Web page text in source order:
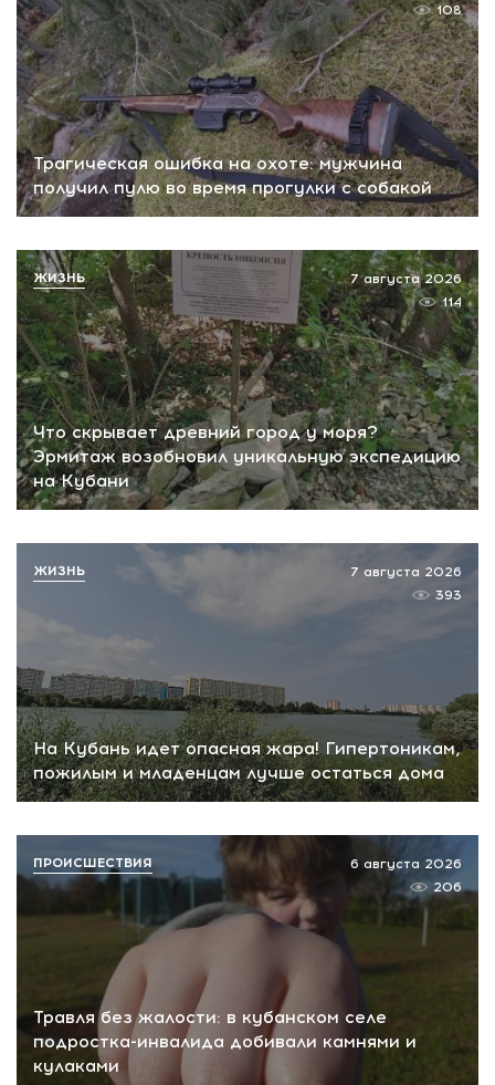
Трагическая ошибка на охоте: мужчина
получил пулю во время прогулки с собакой
108
Что скрывает древний город у моря?
Эрмитаж возобновил уникальную экспедицию
на Кубани
7 августа 2026
114
ЖИЗНЬ
На Кубань идет опасная жара! Гипертоникам,
пожилым и младенцам лучше остаться дома
7 августа 2026
393
ЖИЗНЬ
Травля без жалости: в кубанском селе
подростка-инвалида добивали камнями и
кулаками
6 августа 2026
206
ПРОИСШЕСТВИЯ